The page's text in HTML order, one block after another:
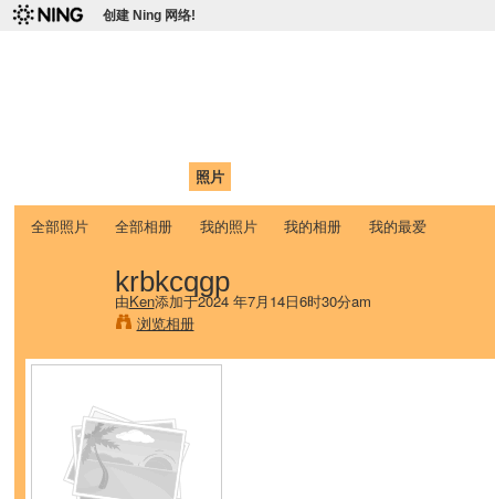
创建 Ning 网络!
照片
全部照片 全部相册 我的照片 我的相册 我的最爱
krbkcqgp
由Ken添加于2024 年7月14日6时30分am
浏览相册